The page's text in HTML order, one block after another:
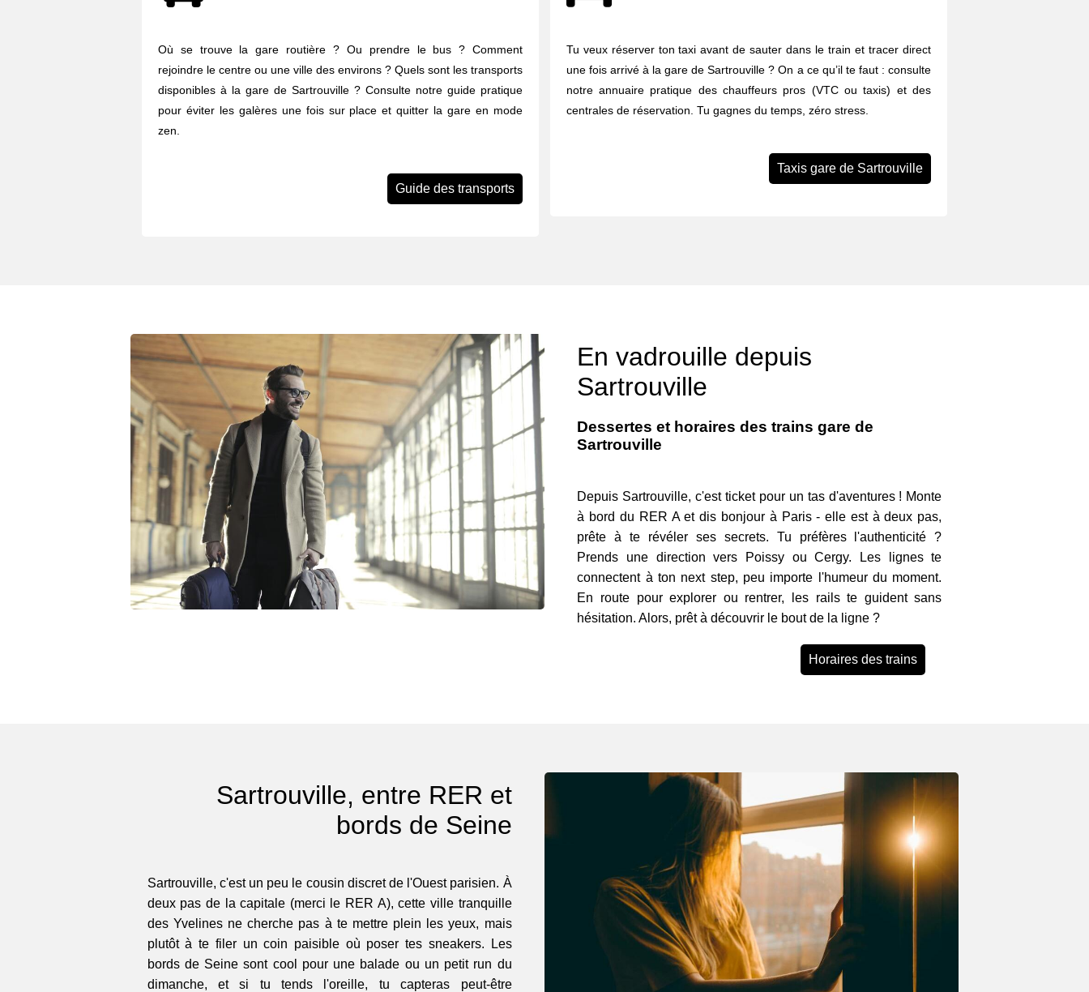
Où se trouve la gare routière ? Ou prendre le bus ? Comment
rejoindre le centre ou une ville des environs ? Quels sont les transports
disponibles à la gare de Sartrouville ? Consulte notre guide pratique
pour éviter les galères une fois sur place et quitter la gare en mode
zen.
Guide des transports
Tu veux réserver ton taxi avant de sauter dans le train et tracer direct
une fois arrivé à la gare de Sartrouville ? On a ce qu’il te faut : consulte
notre annuaire pratique des chauffeurs pros (VTC ou taxis) et des
centrales de réservation. Tu gagnes du temps, zéro stress.
Taxis gare de Sartrouville
En vadrouille depuis
Sartrouville
Dessertes et horaires des trains gare de
Sartrouville
Depuis Sartrouville, c'est ticket pour un tas d'aventures ! Monte
à bord du RER A et dis bonjour à Paris - elle est à deux pas,
prête à te révéler ses secrets. Tu préfères l'authenticité ?
Prends une direction vers Poissy ou Cergy. Les lignes te
connectent à ton next step, peu importe l'humeur du moment.
En route pour explorer ou rentrer, les rails te guident sans
hésitation. Alors, prêt à découvrir le bout de la ligne ?
Horaires des trains
Sartrouville, entre RER et
bords de Seine
Sartrouville, c'est un peu le cousin discret de l'Ouest parisien. À
deux pas de la capitale (merci le RER A), cette ville tranquille
des Yvelines ne cherche pas à te mettre plein les yeux, mais
plutôt à te filer un coin paisible où poser tes sneakers. Les
bords de Seine sont cool pour une balade ou un petit run du
dimanche, et si tu tends l'oreille, tu capteras peut-être